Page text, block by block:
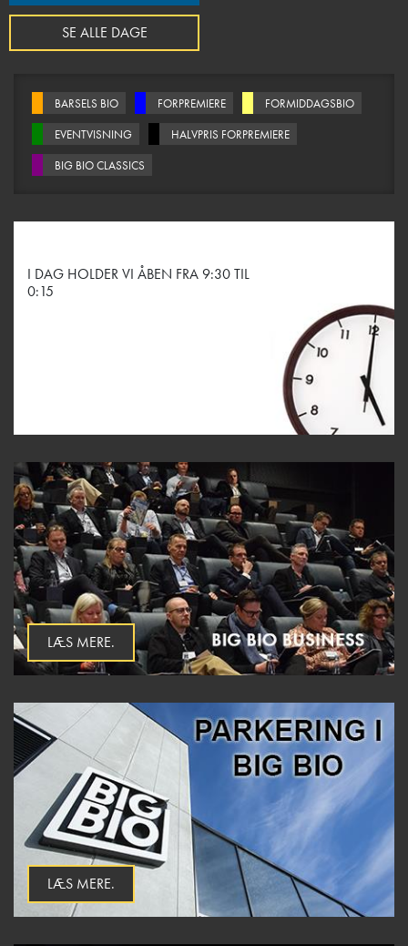
SE ALLE DAGE
BARSELS BIO FORPREMIERE
FORMIDDAGSBIO
EVENTVISNING
HALVPRIS FORPREMIERE
BIG BIO CLASSICS
I DAG HOLDER VI ÅBEN FRA 9:30 TIL
0:15
LÆS MERE.
LÆS MERE.